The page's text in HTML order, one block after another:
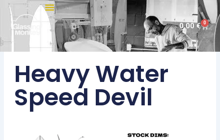
contenido
0,00€ 0
Heavy Water
Speed Devil